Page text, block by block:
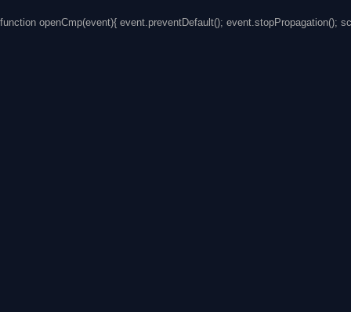
function openCmp(event){ event.preventDefault(); event.stopPropagation();